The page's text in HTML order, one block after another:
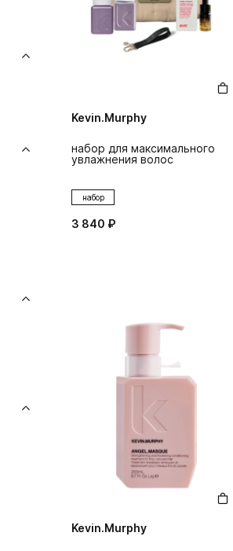
Kevin.Murphy
набор для максимального
увлажнения волос
набор
3 840 ₽
Kevin.Murphy